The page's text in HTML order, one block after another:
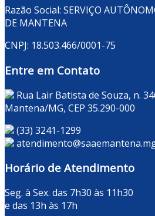
Razão Social: SERVIÇO
DE MANTENA
CNPJ: 18.503.466/0001-75
Entre em Contato
Rua Lair Batista de Souza, n.
Mantena/MG, CEP 35.290-000
(33) 3241-1299
Horário de Atendimento
Seg. à Sex. das 7h30 às 11h30
e das 13h às 17h